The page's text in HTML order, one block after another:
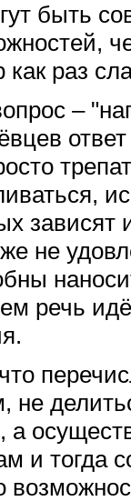
быть
раз
–
не
речь
не
и тогда